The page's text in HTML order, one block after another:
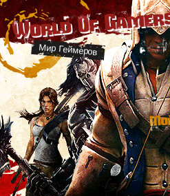
World Of
Мир Геймеров